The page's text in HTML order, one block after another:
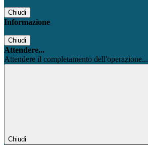
Chiudi
Informazione
Chiudi
Attendere...
Attendere il completamento dell'operazione...
Chiudi